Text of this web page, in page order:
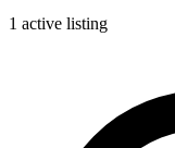
1 active listing